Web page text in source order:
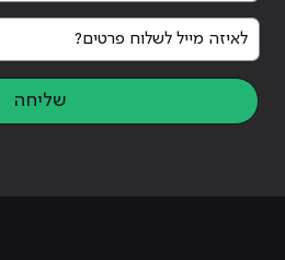
לאיזה מייל לשלוח פרטים?
שליחה